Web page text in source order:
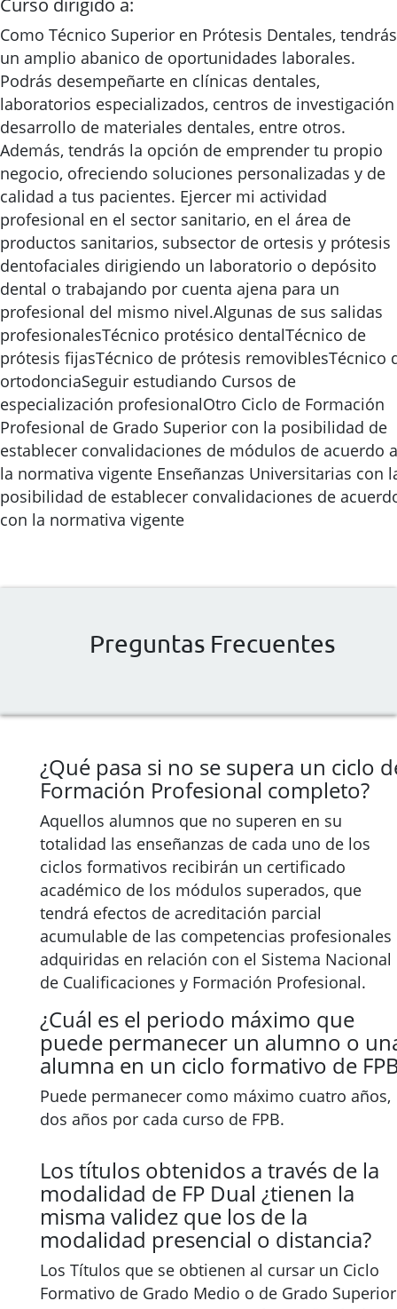
Curso dirigido a:
Como Técnico Superior en Prótesis Dentales, tendrás
un amplio abanico de oportunidades laborales.
Podrás desempeñarte en clínicas dentales,
laboratorios especializados, centros de
desarrollo de materiales dentales, entre otros.
Además, tendrás la opción de emprender tu propio
negocio, ofreciendo soluciones personalizadas y de
calidad a tus pacientes. Ejercer mi actividad
profesional en el sector sanitario, en el área de
productos sanitarios, subsector de ortesis y prótesis
dentofaciales dirigiendo un laboratorio o depósito
dental o trabajando por cuenta ajena para un
profesional del mismo nivel.Algunas de sus salidas
profesionalesTécnico protésico dentalTécnico de
prótesis fijasTécnico de prótesis removiblesTécnico
ortodonciaSeguir estudiando Cursos de
especialización profesionalOtro Ciclo de Formación
Profesional de Grado Superior con la posibilidad de
establecer convalidaciones de módulos de acuerdo a
la normativa vigente Enseñanzas Universitarias con
posibilidad de establecer convalidaciones de
con la normativa vigente
Preguntas Frecuentes
¿Qué pasa si no se supera un ciclo
Formación Profesional completo?
Aquellos alumnos que no superen en su
totalidad las enseñanzas de cada uno de los
ciclos formativos recibirán un certificado
académico de los módulos superados, que
tendrá efectos de acreditación parcial
acumulable de las competencias profesionales
adquiridas en relación con el Sistema Nacional
de Cualificaciones y Formación Profesional.
¿Cuál es el periodo máximo que
puede permanecer un alumno o
alumna en un ciclo formativo de
Puede permanecer como máximo cuatro años,
dos años por cada curso de FPB.
Los títulos obtenidos a través de la
modalidad de FP Dual ¿tienen la
misma validez que los de la
modalidad presencial o distancia?
Los Títulos que se obtienen al cursar un Ciclo
Formativo de Grado Medio o de Grado Superior